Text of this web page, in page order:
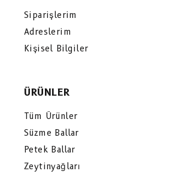
Siparişlerim
Adreslerim
Kişisel Bilgiler
ÜRÜNLER
Tüm Ürünler
Süzme Ballar
Petek Ballar
Zeytinyağları